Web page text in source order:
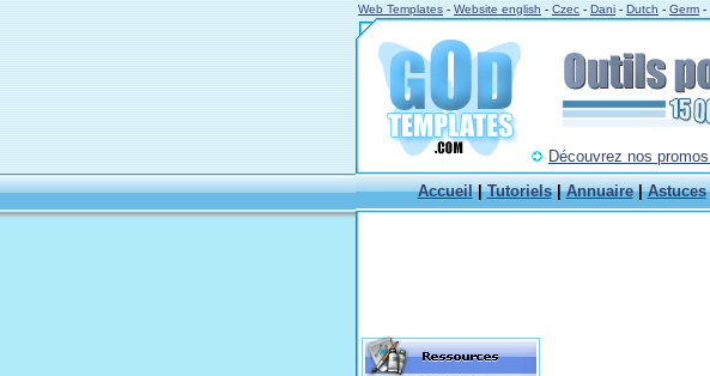
Web Templates - Website english - Czec - Dani - Dutch - Germ -
Découvrez nos
Accueil|Tutoriels|Annuaire|Astuces